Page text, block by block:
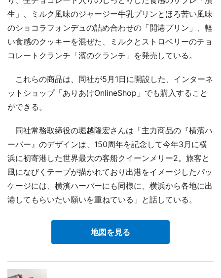
生」、ミルク風味のジャージー牛乳プリンとほろ苦い風味
のショコラフォンデュの詰め合わせの「開港プリン」、軽
い食感のクッキーを混ぜた、ミルクとストロベリーのチョ
コレートクランチ「濱のクランチ」を発売している。
これらの商品は、同社が5月1日に開設した、インターネ
ットショップ「ありあけOnlineShop」でも購入すること
ができる。
同社常務取締役の堀越隆宏さんは「主力商品の『横濱ハ
ーバー』のデザインは、150周年を記念して今年3月に横
浜に初寄港した世界最大の客船クイーンメリー2。旅客と
風になびくテープが描かれており出港をイメージしたパッ
ケージには、横濱ハーバーにも同様に、横浜から各地に出
港してもらいたい願いを重ねている」と話している。
地図を見る